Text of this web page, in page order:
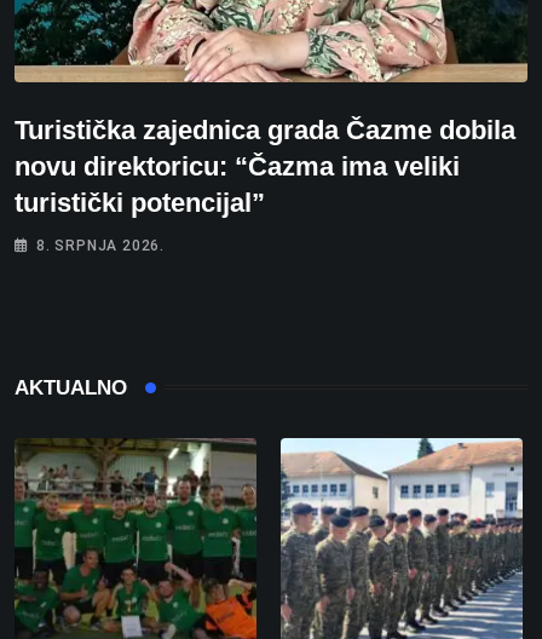
Turistička zajednica grada Čazme dobila
novu direktoricu: “Čazma ima veliki
turistički potencijal”
8. SRPNJA 2026.
AKTUALNO